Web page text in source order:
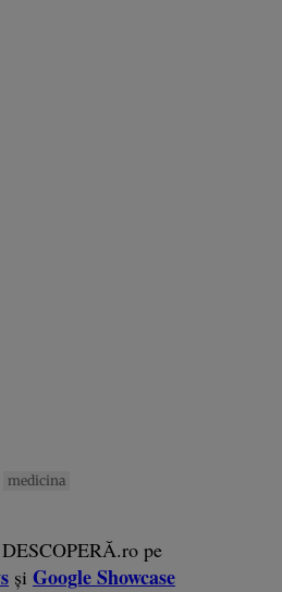
medicina
pe
și Google Showcase